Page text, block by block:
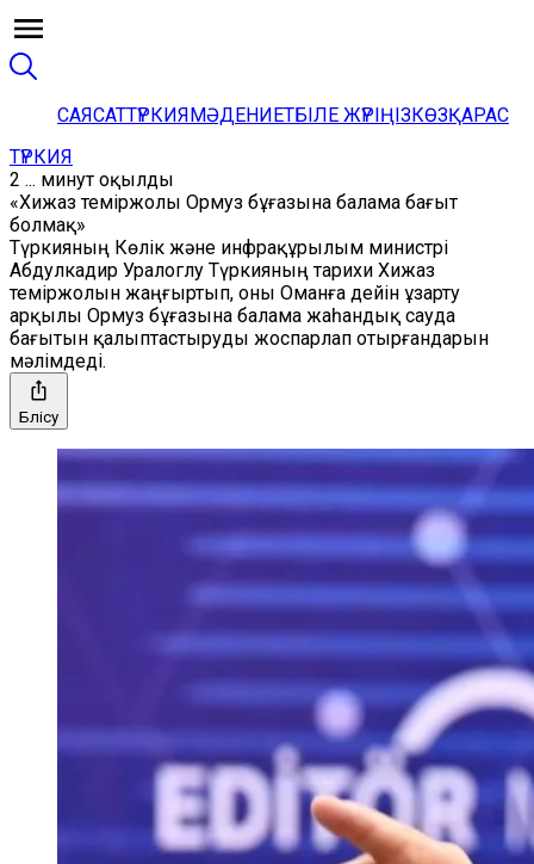
САЯСАТТҮРКИЯМӘДЕНИЕТБІЛЕ ЖҮРІҢІЗКӨЗҚАРАС
ТҮРКИЯ
2 ... минут оқылды
«Хижаз теміржолы Ормуз бұғазына балама бағыт
болмақ»
Түркияның Көлік және инфрақұрылым министрі
Абдулкадир Уралоглу Түркияның тарихи Хижаз
теміржолын жаңғыртып, оны Оманға дейін ұзарту
арқылы Ормуз бұғазына балама жаһандық сауда
бағытын қалыптастыруды жоспарлап отырғандарын
мәлімдеді.
Бөлісу